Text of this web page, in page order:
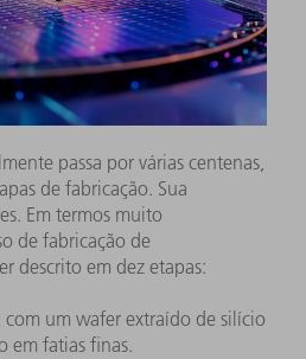
passa por várias centenas,
de fabricação. Sua
Em termos muito
de fabricação de
descrito em dez etapas:
com um wafer extraído de silício
em fatias finas.